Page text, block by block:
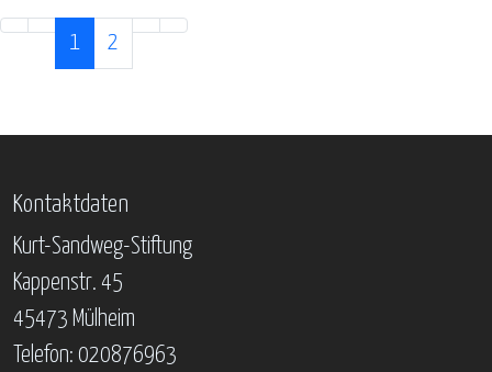
1 2
Kontaktdaten
Kurt-Sandweg-Stiftung
Kappenstr. 45
45473 Mülheim
Telefon: 020876963